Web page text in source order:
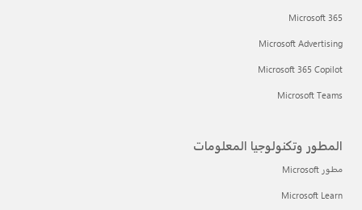
Microsoft 365
Microsoft Advertising
Microsoft 365 Copilot
Microsoft Teams
المطور وتكنولوجيا المعلومات
مطور Microsoft
Microsoft Learn